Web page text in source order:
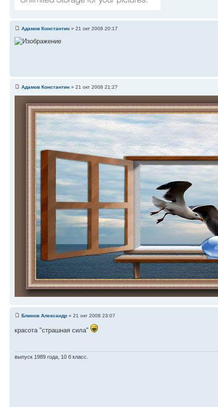
Адамов Константин » 21 окт 2008 20:17
Адамов Константин » 21 окт 2008 21:27
Блинов Александр » 21 окт 2008 23:07
красота "страшная сила"
выпуск 1989 года, 10 б класс.